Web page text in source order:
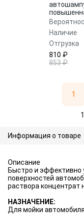
Наличие
Отгрузка
810 ₽
853 ₽
1
Информация о товаре
Описание
Быстро и эффективно
поверхностей
раствора концентрат
НАЗНАЧЕНИЕ:
Для мойки автомобиля.